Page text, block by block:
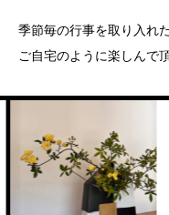
季節毎の行事を取り入れ
ご自宅のように楽しんで